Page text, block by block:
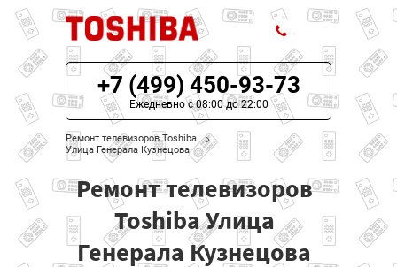
ЦЕНЫ НА РЕМОНТ
О СЕРВИСЕ
МОДЕЛИ TOSHIBA
НАШИ КОНТАКТЫ
+7 (499) 450-93-73
Ежедневно с 08:00 до 22:00
Ремонт телевизоров Toshiba
Улица Генерала Кузнецова
Ремонт телевизоров
Toshiba Улица
Генерала Кузнецова